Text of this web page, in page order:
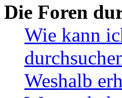
Die Foren
Wie kann
Weshalb